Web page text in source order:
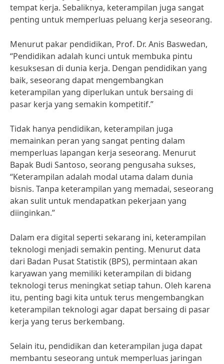
tempat kerja. Sebaliknya, keterampilan juga sangat
penting untuk memperluas peluang kerja seseorang.
Menurut pakar pendidikan, Prof. Dr. Anis Baswedan,
“Pendidikan adalah kunci untuk membuka pintu
kesuksesan di dunia kerja. Dengan pendidikan yang
baik, seseorang dapat mengembangkan
keterampilan yang diperlukan untuk bersaing di
pasar kerja yang semakin kompetitif.”
Tidak hanya pendidikan, keterampilan juga
memainkan peran yang sangat penting dalam
memperluas lapangan kerja seseorang. Menurut
Bapak Budi Santoso, seorang pengusaha sukses,
“Keterampilan adalah modal utama dalam dunia
bisnis. Tanpa keterampilan yang memadai, seseorang
akan sulit untuk mendapatkan pekerjaan yang
diinginkan.”
Dalam era digital seperti sekarang ini, keterampilan
teknologi menjadi semakin penting. Menurut data
dari Badan Pusat Statistik (BPS), permintaan akan
karyawan yang memiliki keterampilan di bidang
teknologi terus meningkat setiap tahun. Oleh karena
itu, penting bagi kita untuk terus mengembangkan
keterampilan teknologi agar dapat bersaing di pasar
kerja yang terus berkembang.
Selain itu, pendidikan dan keterampilan juga dapat
membantu seseorang untuk memperluas jaringan